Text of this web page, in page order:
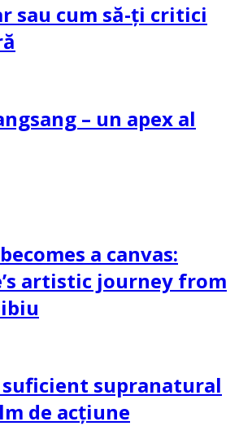
sau cum să-ți critici
– un apex al
a canvas:
artistic journey from
suficient supranatural
de acțiune